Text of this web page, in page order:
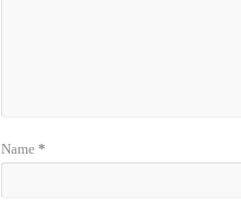
Name *